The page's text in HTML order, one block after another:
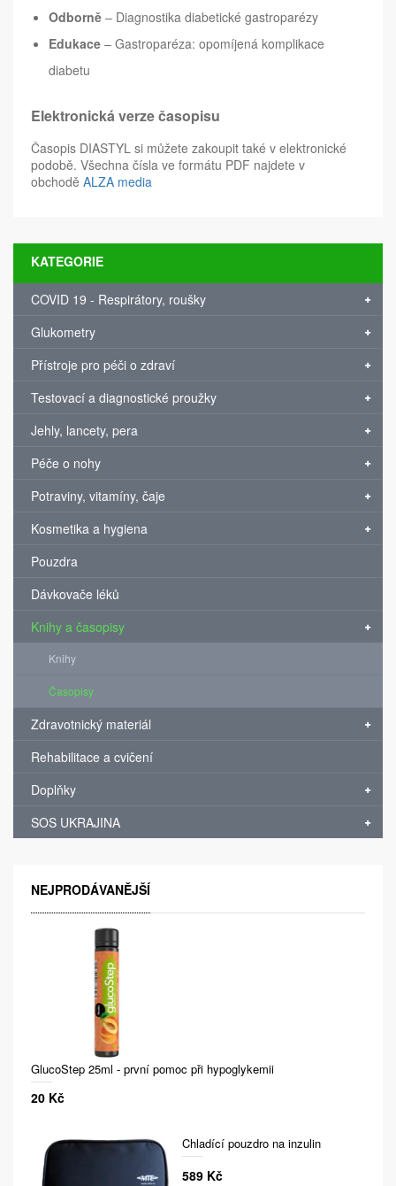
Odborně – Diagnostika diabetické gastroparézy
Edukace – Gastroparéza: opomíjená komplikace
diabetu
Elektronická verze časopisu
Časopis DIASTYL si můžete zakoupit také v elektronické
podobě. Všechna čísla ve formátu PDF najdete v
obchodě ALZA media
KATEGORIE
COVID 19 - Respirátory, roušky
Glukometry
Přístroje pro péči o zdraví
Testovací a diagnostické proužky
Jehly, lancety, pera
Péče o nohy
Potraviny, vitamíny, čaje
Kosmetika a hygiena
Pouzdra
Dávkovače léků
Knihy a časopisy
Knihy
Časopisy
Zdravotnický materiál
Rehabilitace a cvičení
Doplňky
SOS UKRAJINA
NEJPRODÁVANĚJŠÍ
GlucoStep 25ml - první pomoc při hypoglykemii
20 Kč
Chladící pouzdro na inzulin
589 Kč